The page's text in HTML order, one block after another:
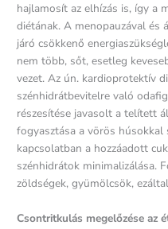
hajlamosít az elhízás is, így a
diétának. A menopauzával és
járó csökkenő
nem több, sőt, esetleg
vezet. Az ún. kardioprotektív
szénhidrátbevitelre való
részesítése javasolt a telített
fogyasztása a vörös
kapcsolatban a hozzáadott
szénhidrátok minimalizálása.
zöldségek, gyümölcsök,
Csontritkulás megelőzése az